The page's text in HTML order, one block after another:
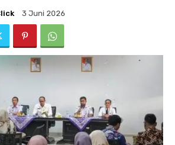
3 Juni 2026